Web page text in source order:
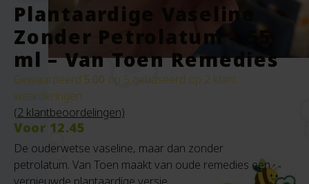
Plantaardige Vaseline
Zonder Petrolatum – 55
ml – Van Toen Remedies
Gewaardeerd 5.00 op 5 gebaseerd op 2 klant
waarderingen
(2 klantbeoordelingen)
Voor 12.45
De ouderwetse vaseline, maar dan zonder
petrolatum. Van Toen maakt van oude remedies een